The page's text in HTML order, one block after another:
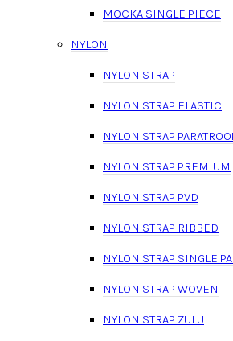
MOCKA SINGLE PIECE
NYLON
NYLON STRAP
NYLON STRAP ELASTIC
NYLON STRAP
NYLON STRAP PREMIUM
NYLON STRAP PVD
NYLON STRAP RIBBED
NYLON STRAP SINGLE
NYLON STRAP WOVEN
NYLON STRAP ZULU